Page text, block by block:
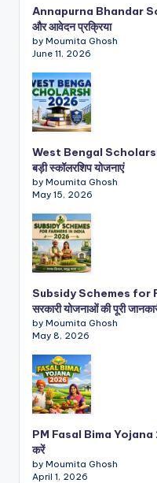
Annapurna Bhandar
और आवेदन प्रक्रिया
by Moumita Ghosh
June 11, 2026
West Bengal
बड़ी स्कॉलरशिप योजनाएं
by Moumita Ghosh
May 15, 2026
Subsidy Schemes for
सरकारी योजनाओं की पूरी
by Moumita Ghosh
May 8, 2026
PM Fasal Bima Yojana
करें
by Moumita Ghosh
April 1, 2026